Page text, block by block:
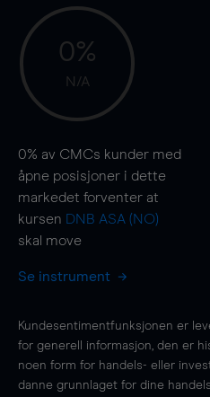
0%
N/A
0% av CMCs kunder med
åpne posisjoner i dette
markedet forventer at
kursen DNB ASA (NO)
skal move
Se instrument
Kundesentimentfunksjonen er
for generell informasjon, den er
noen form for handels- eller
danne grunnlaget for dine